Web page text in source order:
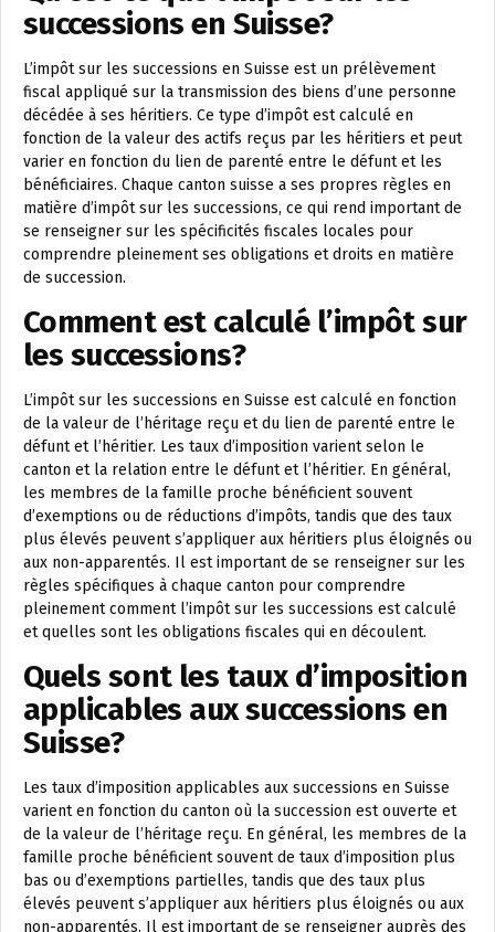
successions en Suisse?
L’impôt sur les successions en Suisse est un prélèvement
fiscal appliqué sur la transmission des biens d’une personne
décédée à ses héritiers. Ce type d’impôt est calculé en
fonction de la valeur des actifs reçus par les héritiers et peut
varier en fonction du lien de parenté entre le défunt et les
bénéficiaires. Chaque canton suisse a ses propres règles en
matière d’impôt sur les successions, ce qui rend important de
se renseigner sur les spécificités fiscales locales pour
comprendre pleinement ses obligations et droits en matière
de succession.
Comment est calculé l’impôt sur
les successions?
L’impôt sur les successions en Suisse est calculé en fonction
de la valeur de l’héritage reçu et du lien de parenté entre le
défunt et l’héritier. Les taux d’imposition varient selon le
canton et la relation entre le défunt et l’héritier. En général,
les membres de la famille proche bénéficient souvent
d’exemptions ou de réductions d’impôts, tandis que des taux
plus élevés peuvent s’appliquer aux héritiers plus éloignés ou
aux non-apparentés. Il est important de se renseigner sur les
règles spécifiques à chaque canton pour comprendre
pleinement comment l’impôt sur les successions est calculé
et quelles sont les obligations fiscales qui en découlent.
Quels sont les taux d’imposition
applicables aux successions en
Suisse?
Les taux d’imposition applicables aux successions en Suisse
varient en fonction du canton où la succession est ouverte et
de la valeur de l’héritage reçu. En général, les membres de la
famille proche bénéficient souvent de taux d’imposition plus
bas ou d’exemptions partielles, tandis que des taux plus
élevés peuvent s’appliquer aux héritiers plus éloignés ou aux
non-apparentés. Il est important de se renseigner auprès des